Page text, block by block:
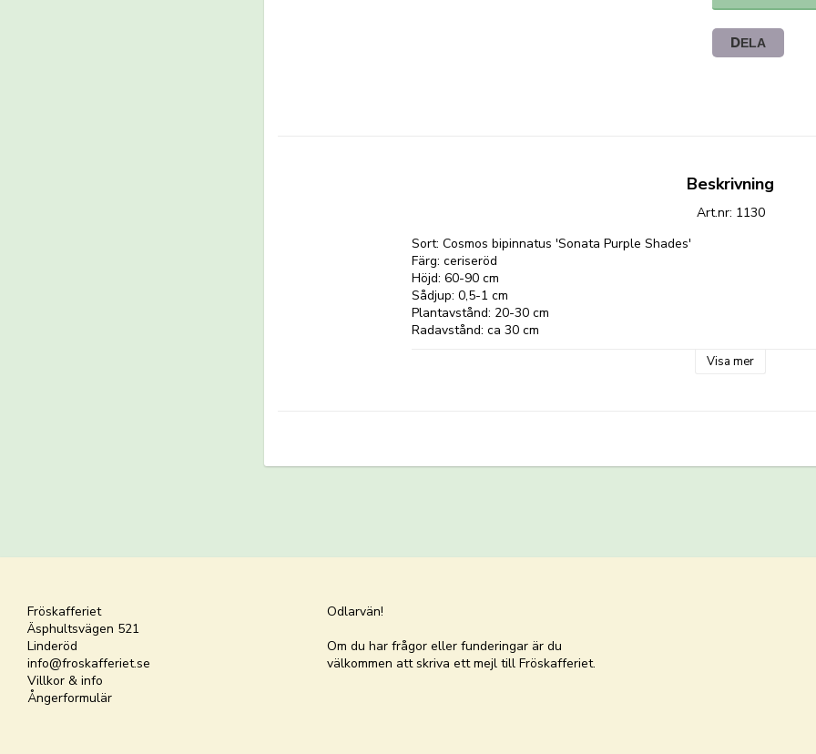
DELA
Beskrivning
Art.nr: 1130
Sort: Cosmos bipinnatus 'Sonata Purple Shades'
Färg: ceriseröd
Höjd: 60-90 cm
Sådjup: 0,5-1 cm
Plantavstånd: 20-30 cm
Radavstånd: ca 30 cm
Utvecklingstid: ca 70-90 dagar från sådd till blomning
Använd planteringsjord och vattna ordentligt före sådd.
Visa mer
Fröskafferiet
Äsphultsvägen 521
Linderöd
info@froskafferiet.se
Villkor & info
Ångerformulär
Odlarvän!
Om du har frågor eller funderingar är du
välkommen att skriva ett mejl till Fröskafferiet.